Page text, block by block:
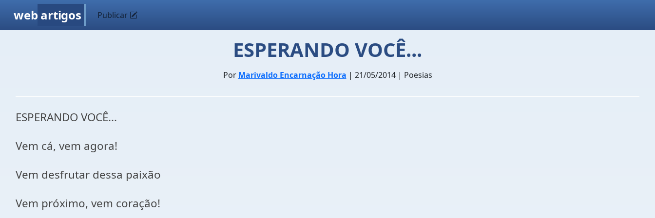
web artigos Publicar
ESPERANDO VOCÊ...
Por Marivaldo Encarnação Hora | 21/05/2014 | Poesias
ESPERANDO VOCÊ...
Vem cá, vem agora!
Vem desfrutar dessa paixão
Vem próximo, vem coração!